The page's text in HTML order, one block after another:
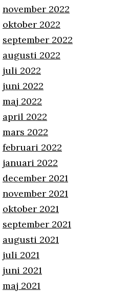
november 2022
oktober 2022
september 2022
augusti 2022
juli 2022
juni 2022
maj 2022
april 2022
mars 2022
februari 2022
januari 2022
december 2021
november 2021
oktober 2021
september 2021
augusti 2021
juli 2021
juni 2021
maj 2021